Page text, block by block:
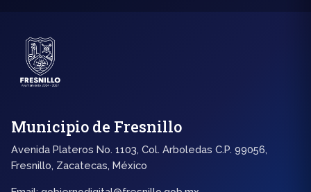
Municipio de Fresnillo
Avenida Plateros No. 1103, Col. Arboledas C.P. 99056,
Fresnillo, Zacatecas, México